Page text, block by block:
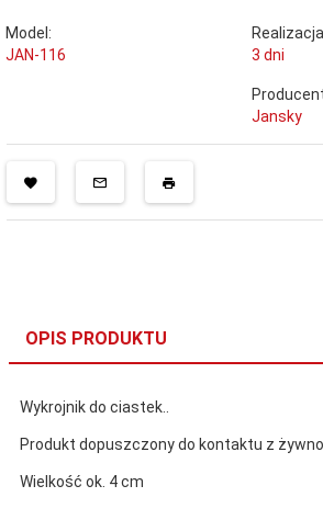
Model:
JAN-116
3 dni
Jansky
OPIS PRODUKTU
Wykrojnik do ciastek..
Produkt dopuszczony do kontaktu z
Wielkość ok. 4 cm